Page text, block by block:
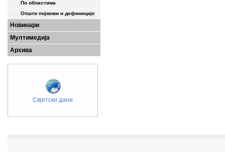
По областима
Општи појмови и дефиниције
Новинари
Мултимедија
Архива
Свјетски дани